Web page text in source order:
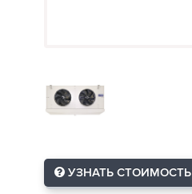
УЗНАТЬ СТОИМОСТЬ